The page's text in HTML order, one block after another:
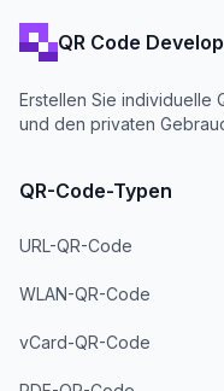
QR Code
Erstellen Sie individuelle
und den privaten
QR-Code-Typen
URL-QR-Code
WLAN-QR-Code
vCard-QR-Code